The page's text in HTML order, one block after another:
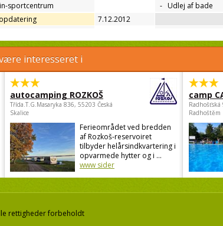
sportcentrum - Udlej af bade
7.12.2012
interesseret i
autocamping ROZKOŠ
Třída.T.G.Masaryka 836, 55203 Česká
Skalice
Ferieområdet ved bredden
af Rozkoš-reservoiret
tilbyder helårsindkvartering i
opvarmede hytter og i ...
www sider
camp
Radhoštěm
rettigheder forbeholdt